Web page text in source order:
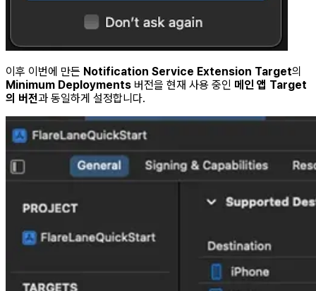
이후 이번에 만든 Notification Service Extension Target의
Minimum Deployments 버전을 현재 사용 중인 메인 앱 Target
의 버전과 동일하게 설정합니다.